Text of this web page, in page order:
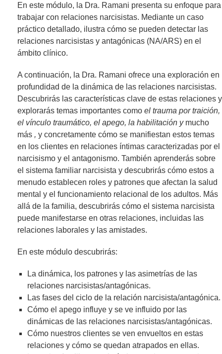
En este módulo, la Dra. Ramani presenta su enfoque para
trabajar con relaciones narcisistas. Mediante un caso
práctico detallado, ilustra cómo se pueden detectar las
relaciones narcisistas y antagónicas (NA/ARS) en el
ámbito clínico.
A continuación, la Dra. Ramani ofrece una exploración en
profundidad de la dinámica de las relaciones narcisistas.
Descubrirás las características clave de estas relaciones y
explorarás temas importantes como el trauma por traición,
el vínculo traumático, el apego, la habilitación ymucho
más , y concretamente cómo se manifiestan estos temas
en los clientes en relaciones íntimas caracterizadas por el
narcisismo y el antagonismo. También aprenderás sobre
el sistema familiar narcisista y descubrirás cómo estos a
menudo establecen roles y patrones que afectan la salud
mental y el funcionamiento relacional de los adultos. Más
allá de la familia, descubrirás cómo el sistema narcisista
puede manifestarse en otras relaciones, incluidas las
relaciones laborales y las amistades.
En este módulo descubrirás:
La dinámica, los patrones y las asimetrías de las
relaciones narcisistas/antagónicas.
Las fases del ciclo de la relación narcisista/antagónica.
Cómo el apego influye y se ve influido por las
dinámicas de las relaciones narcisistas/antagónicas.
Cómo nuestros clientes se ven envueltos en estas
relaciones y cómo se quedan atrapados en ellas.